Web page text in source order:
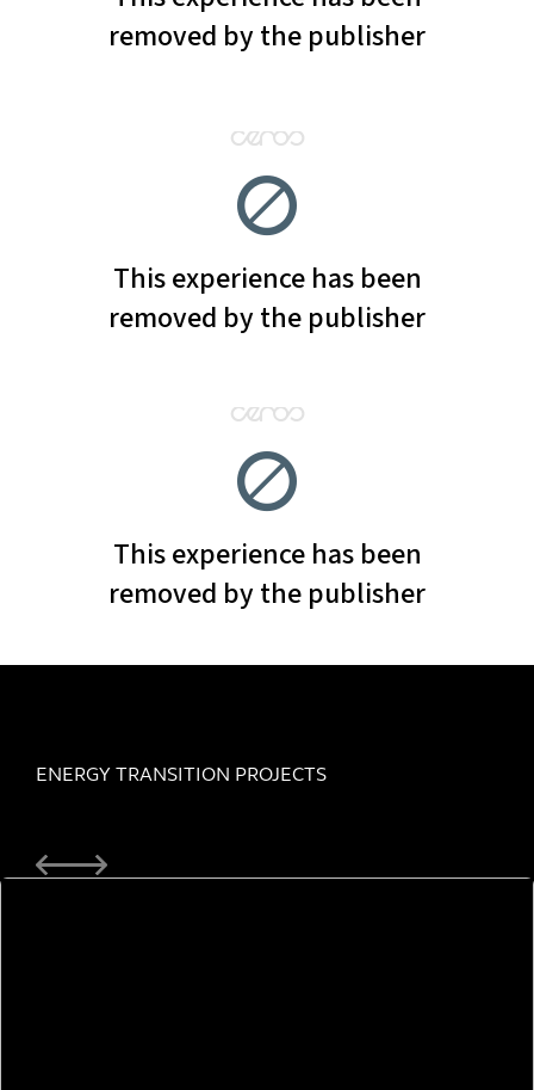
ENERGY TRANSITION PROJECTS